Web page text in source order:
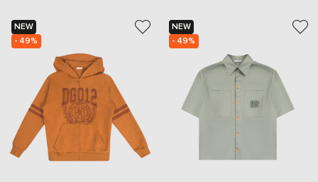
NEW
- 49%
NEW
- 49%